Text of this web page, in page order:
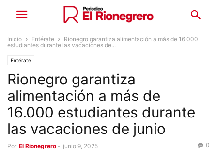
Inicio Entérate
Rionegro garantiza alimentación a más de 16.000
estudiantes durante las vacaciones de...
Entérate
Rionegro garantiza
alimentación a más de
16.000 estudiantes durante
las vacaciones de junio
Por El Rionegrero - junio 9, 2025 0